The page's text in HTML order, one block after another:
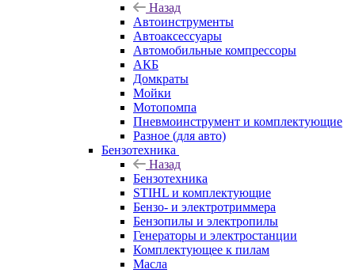
Назад
Автоинструменты
Автоаксессуары
Автомобильные компрессоры
АКБ
Домкраты
Мойки
Мотопомпа
Пневмоинструмент и комплектующие
Разное (для авто)
Бензотехника
Назад
Бензотехника
STIHL и комплектующие
Бензо- и электротриммера
Бензопилы и электропилы
Генераторы и электростанции
Комплектующее к пилам
Масла